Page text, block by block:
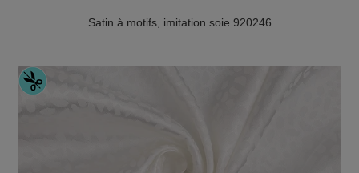
Satin à motifs, imitation soie 920246